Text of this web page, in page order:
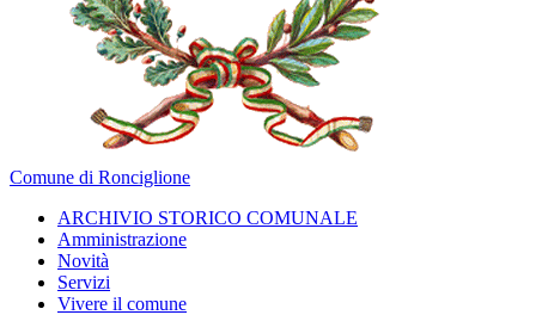
Comune di Ronciglione
ARCHIVIO STORICO COMUNALE
Amministrazione
Novità
Servizi
Vivere il comune